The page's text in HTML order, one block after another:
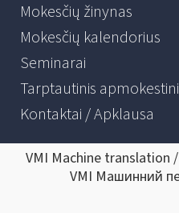
Mokesčių žinynas
Mokesčių kalendorius
Seminarai
Tarptautinis
Kontaktai / Apklausa
VMI Machine
VMI Машинний